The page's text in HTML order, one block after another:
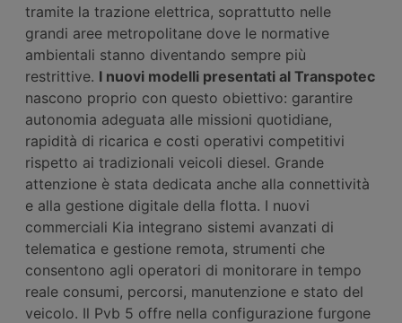
tramite la trazione elettrica, soprattutto nelle
grandi aree metropolitane dove le normative
ambientali stanno diventando sempre più
restrittive. I nuovi modelli presentati al Transpotec
nascono proprio con questo obiettivo: garantire
autonomia adeguata alle missioni quotidiane,
rapidità di ricarica e costi operativi competitivi
rispetto ai tradizionali veicoli diesel. Grande
attenzione è stata dedicata anche alla connettività
e alla gestione digitale della flotta. I nuovi
commerciali Kia integrano sistemi avanzati di
telematica e gestione remota, strumenti che
consentono agli operatori di monitorare in tempo
reale consumi, percorsi, manutenzione e stato del
veicolo. Il Pvb 5 offre nella configurazione furgone